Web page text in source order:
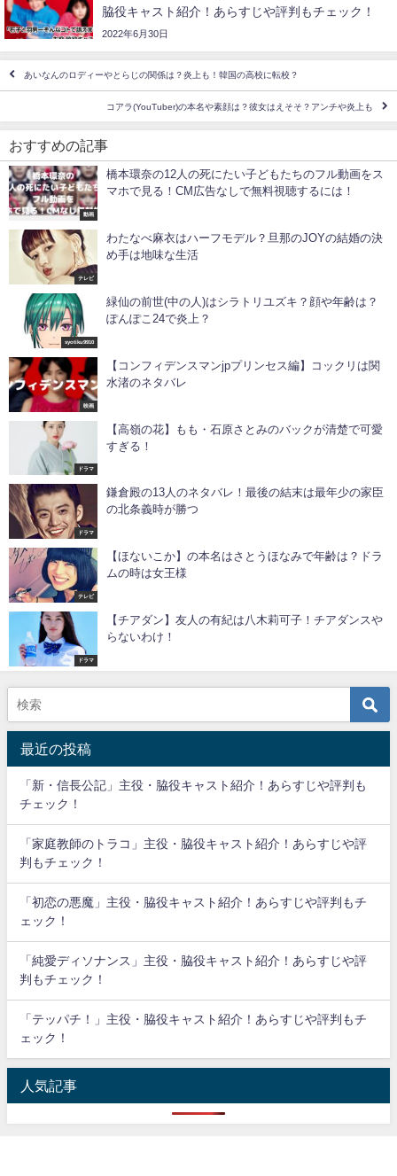
脇役キャスト紹介！あらすじや評判もチェック！
2022年6月30日
あいなんのロディーやとらじの関係は？炎上も！韓国の高校に転校？
コアラ(YouTuber)の本名や素顔は？彼女はえそそ？アンチや炎上も
おすすめの記事
動画
橋本環奈の12人の死にたい子どもたちのフル動画をス
マホで見る！CM広告なしで無料視聴するには！
テレビ
わたなべ麻衣はハーフモデル？旦那のJOYの結婚の決
め手は地味な生活
syotiku9910
緑仙の前世(中の人)はシラトリユズキ？顔や年齢は？
ぽんぽこ24で炎上？
映画
【コンフィデンスマンjpプリンセス編】コックリは関
水渚のネタバレ
ドラマ
【高嶺の花】もも・石原さとみのバックが清楚で可愛
すぎる！
ドラマ
鎌倉殿の13人のネタバレ！最後の結末は最年少の家臣
の北条義時が勝つ
テレビ
【ほないこか】の本名はさとうほなみで年齢は？ドラ
ムの時は女王様
ドラマ
【チアダン】友人の有紀は八木莉可子！チアダンスや
らないわけ！
最近の投稿
「新・信長公記」主役・脇役キャスト紹介！あらすじや評判も
チェック！
「家庭教師のトラコ」主役・脇役キャスト紹介！あらすじや評
判もチェック！
「初恋の悪魔」主役・脇役キャスト紹介！あらすじや評判もチ
ェック！
「純愛ディソナンス」主役・脇役キャスト紹介！あらすじや評
判もチェック！
「テッパチ！」主役・脇役キャスト紹介！あらすじや評判もチ
ェック！
人気記事